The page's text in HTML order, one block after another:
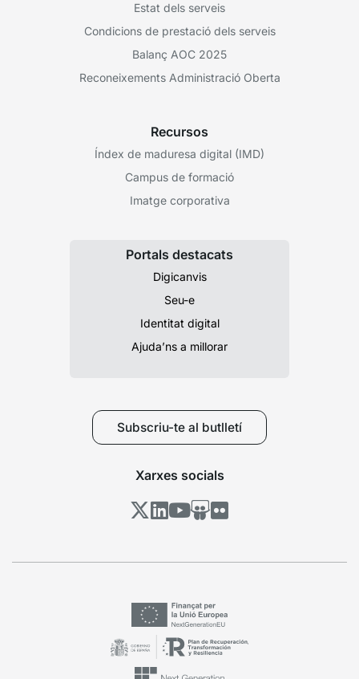
Estat dels serveis
Condicions de prestació dels serveis
Balanç AOC 2025
Reconeixements Administració Oberta
Recursos
Índex de maduresa digital (IMD)
Campus de formació
Imatge corporativa
Portals destacats
Digicanvis
Seu-e
Identitat digital
Ajuda’ns a millorar
Subscriu-te al butlletí
Xarxes socials